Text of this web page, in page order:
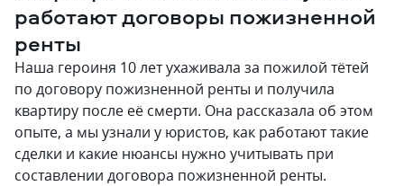
работают договоры пожизненной
ренты
Наша героиня 10 лет ухаживала за пожилой тётей
по договору пожизненной ренты и получила
квартиру после её смерти. Она рассказала об этом
опыте, а мы узнали у юристов, как работают такие
сделки и какие нюансы нужно учитывать при
составлении договора пожизненной ренты.